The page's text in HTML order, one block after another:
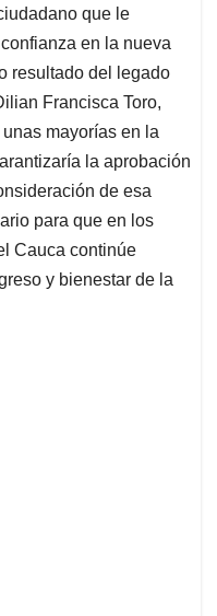
que le
en la nueva
resultado del legado
Francisca Toro,
mayorías en la
la aprobación
de esa
para que en los
Cauca continúe
y bienestar de la